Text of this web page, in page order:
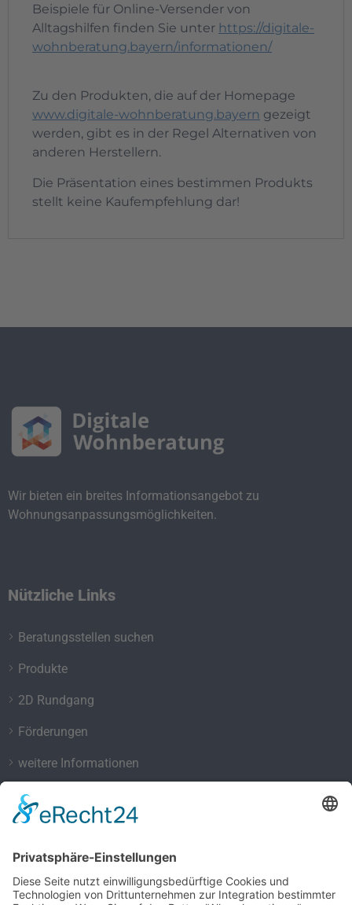
Beispiele für Online-Versender von
Alltagshilfen finden Sie unter https://digitale-
wohnberatung.bayern/informationen/
Zu den Produkten, die auf der Homepage
www.digitale-wohnberatung.bayern gezeigt
werden, gibt es in der Regel Alternativen von
anderen Herstellern.
Die Präsentation eines bestimmen Produkts
stellt keine Kaufempfehlung dar!
Wir bieten ein breites Informationsangebot zu
Wohnungsanpassungsmöglichkeiten.
Nützliche Links
Beratungsstellen suchen
Produkte
2D Rundgang
Förderungen
weitere Informationen